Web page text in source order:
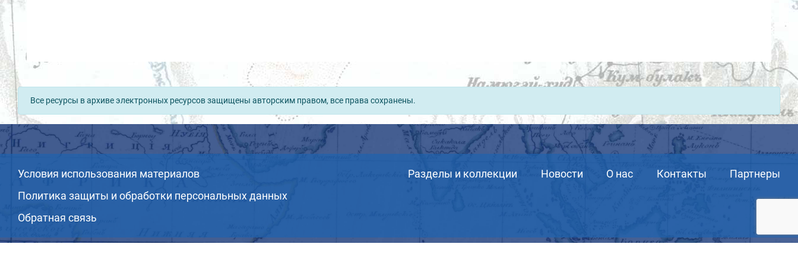
Все ресурсы в архиве электронных ресурсов защищены авторским правом, все права сохранены.
Условия использования материалов
Политика защиты и обработки персональных данных
Обратная связь
Разделы и коллекции Новости О нас Контакты Партнеры